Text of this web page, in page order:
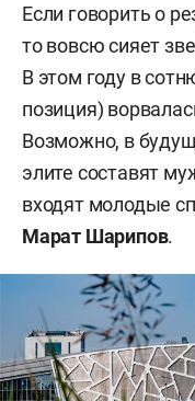
Если говорить о
то вовсю сияет
В этом году в
позиция)
Возможно, в
элите составят
входят молодые
Марат Шарипов.